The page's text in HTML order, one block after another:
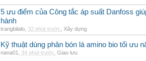
5 ưu điểm của Công tắc áp suất Danfoss
hành
trangbilalo 32 phút trước Xây dựng
Kỹ thuật dùng phân bón lá amino bio tối ưu
nana01 34 phút trước Giao lưu